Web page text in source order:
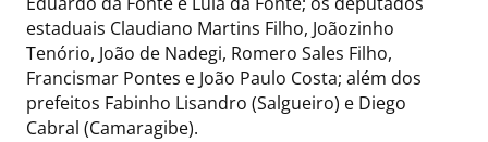
estaduais Claudiano Martins Filho, Joãozinho
Tenório, João de Nadegi, Romero Sales Filho,
Francismar Pontes e João Paulo Costa; além dos
prefeitos Fabinho Lisandro (Salgueiro) e Diego
Cabral (Camaragibe).